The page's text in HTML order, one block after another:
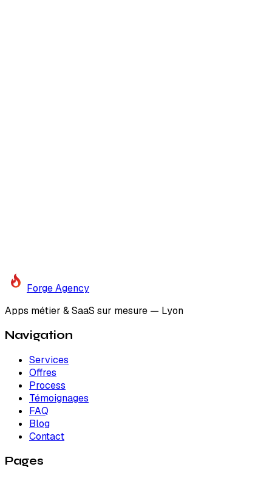
ForgeAgency
Apps métier & SaaS sur mesure — Lyon
Navigation
Services
Offres
Process
Témoignages
FAQ
Blog
Contact
Pages